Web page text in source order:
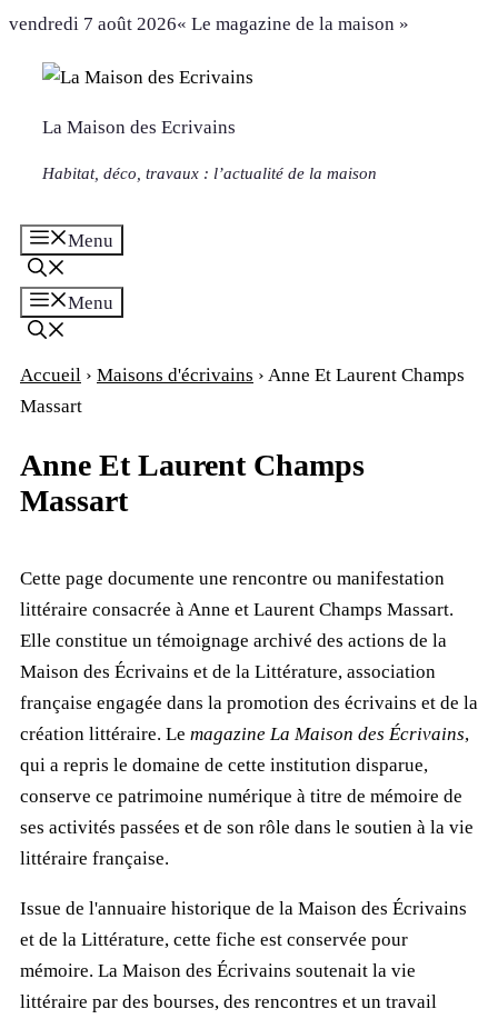
Aller
contenu
vendredi 7 août 2026« Le magazine de la maison »
La Maison des Ecrivains
Habitat, déco, travaux : l’actualité de la maison
Menu
Menu
Accueil › Maisons d'écrivains › Anne Et Laurent Champs
Massart
Anne Et Laurent Champs
Massart
Cette page documente une rencontre ou manifestation
littéraire consacrée à Anne et Laurent Champs Massart.
Elle constitue un témoignage archivé des actions de la
Maison des Écrivains et de la Littérature, association
française engagée dans la promotion des écrivains et de la
création littéraire. Le magazine La Maison des Écrivains,
qui a repris le domaine de cette institution disparue,
conserve ce patrimoine numérique à titre de mémoire de
ses activités passées et de son rôle dans le soutien à la vie
littéraire française.
Issue de l'annuaire historique de la Maison des Écrivains
et de la Littérature, cette fiche est conservée pour
mémoire. La Maison des Écrivains soutenait la vie
littéraire par des bourses, des rencontres et un travail